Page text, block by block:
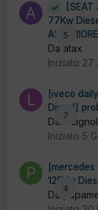
5
77Kw
Da atax
Iniziato 27
7
[iveco
Diesel]
Da
Iniziato 5
4
125Kw
Da